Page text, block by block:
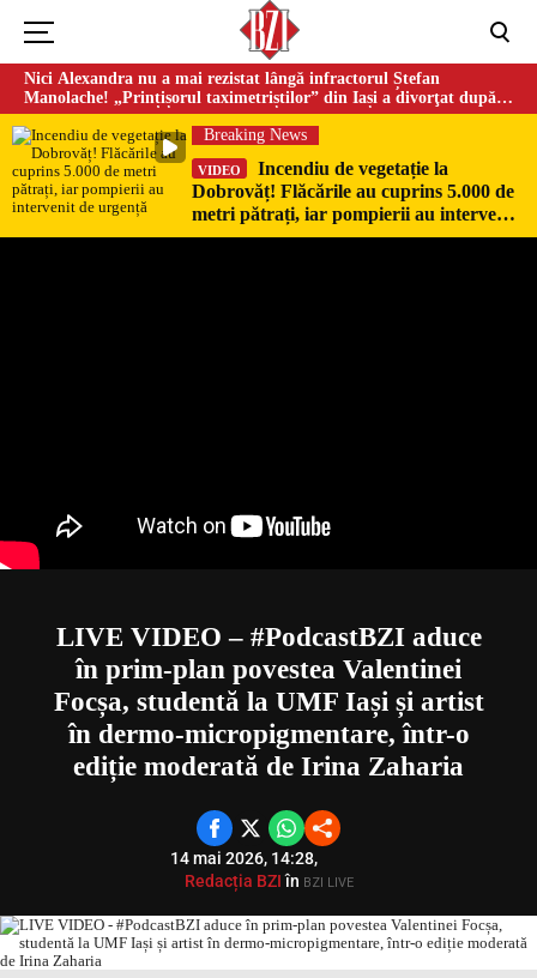
Nici Alexandra nu a mai rezistat lângă infractorul Ștefan
Manolache! „Prințișorul taximetriștilor” din Iași a divorţat după
doi ani de căsnicie
Breaking News
VIDEO
Incendiu de vegetație la
Dobrovăț! Flăcările au cuprins 5.000 de
metri pătrați, iar pompierii au intervenit
de urgență
LIVE VIDEO – #PodcastBZI aduce
în prim-plan povestea Valentinei
Focșa, studentă la UMF Iași și artist
în dermo-micropigmentare, într-o
ediție moderată de Irina Zaharia
14 mai 2026, 14:28,
Redacția BZIîn BZI LIVE